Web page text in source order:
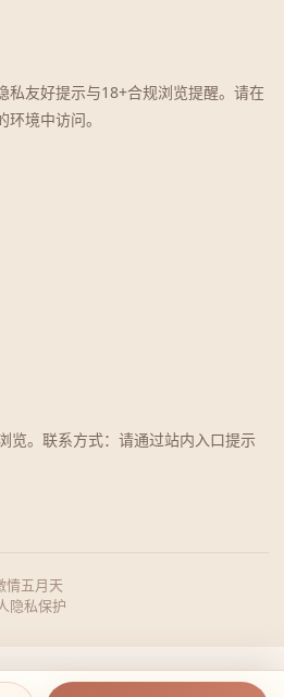
私友好提示与18+合规浏览提醒。请在
境中访问。
览。联系方式：请通过站内入口提示
情五月天
隐私保护